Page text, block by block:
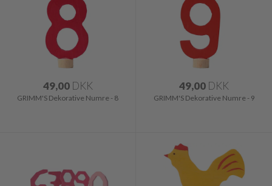
49,00 DKK
GRIMM'S Dekorative Numre - 8
49,00 DKK
GRIMM'S Dekorative Numre - 9